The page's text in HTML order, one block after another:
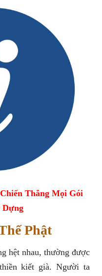
Thắng Mọi Gói
Dựng
Phật
hệt nhau, thường được
kiết già. Người ta